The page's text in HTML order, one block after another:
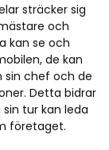
sträcker sig
och
kan se och
de kan
sin chef och de
Detta bidrar
tur kan leda
företaget.